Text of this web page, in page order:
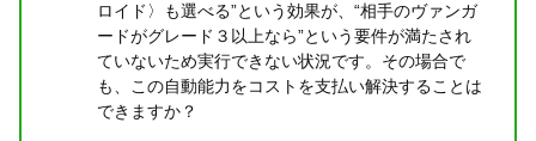
ロイド〉も選べる”という効果が、“相手のヴァンガ
ードがグレード３以上なら”という要件が満たされ
ていないため実行できない状況です。その場合で
も、この自動能力をコストを支払い解決することは
できますか？